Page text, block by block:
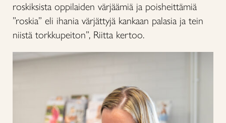
roskiksista oppilaiden värjäämiä ja poisheittämiä
”roskia” eli ihania värjättyjä kankaan palasia ja tein
niistä torkkupeiton”, Riitta kertoo.